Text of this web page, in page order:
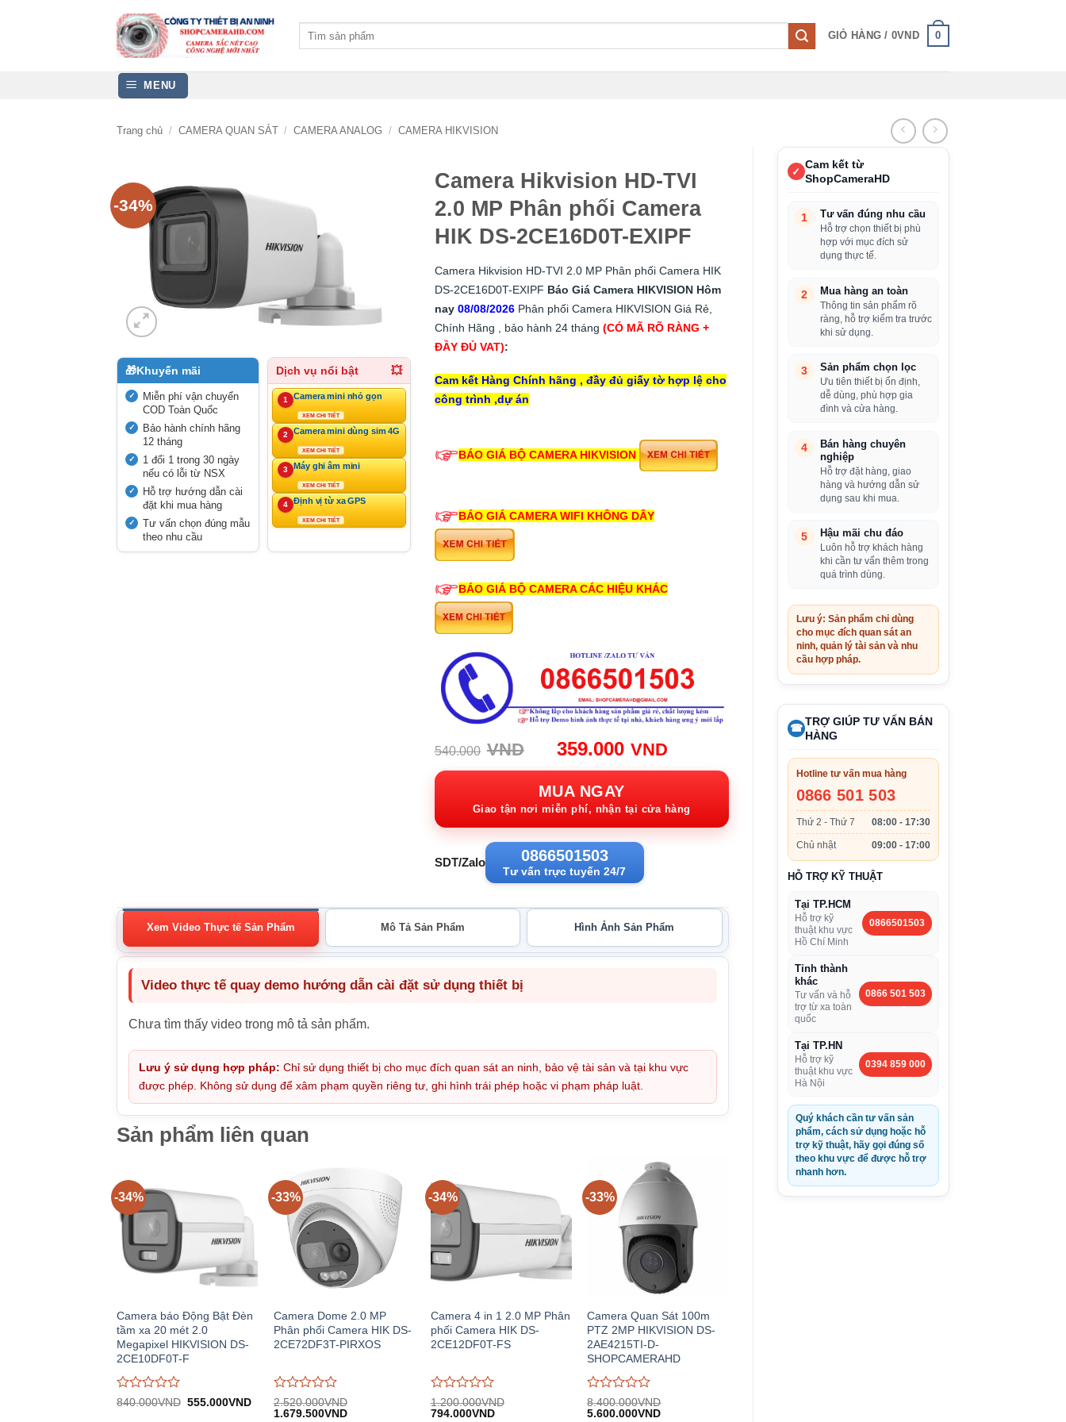
GIỎ HÀNG / 0VND 0
MENU
Trang chủ / CAMERA QUAN SÁT / CAMERA ANALOG / CAMERA HIKVISION
✓
Cam kết từ
ShopCameraHD
1
Tư vấn đúng nhu cầu
Hỗ trợ chọn thiết bị phù
hợp với mục đích sử
dụng thực tế.
2
Mua hàng an toàn
Thông tin sản phẩm rõ
ràng, hỗ trợ kiểm tra trước
khi sử dụng.
3
Sản phẩm chọn lọc
Ưu tiên thiết bị ổn định,
dễ dùng, phù hợp gia
đình và cửa hàng.
4
Bán hàng chuyên
nghiệp
Hỗ trợ đặt hàng, giao
hàng và hướng dẫn sử
dụng sau khi mua.
5
Hậu mãi chu đáo
Luôn hỗ trợ khách hàng
khi cần tư vấn thêm trong
quá trình dùng.
Lưu ý: Sản phẩm chỉ dùng
cho mục đích quan sát an
ninh, quản lý tài sản và nhu
cầu hợp pháp.
☎
TRỢ GIÚP TƯ VẤN BÁN
HÀNG
Hotline tư vấn mua hàng
0866 501 503
Thứ 2 - Thứ 7 08:00 - 17:30
Chủ nhật 09:00 - 17:00
HỖ TRỢ KỸ THUẬT
Tại TP.HCM
Hỗ trợ kỹ
thuật khu vực
Hồ Chí Minh
0866501503
Tỉnh thành
khác
Tư vấn và hỗ
trợ từ xa toàn
quốc
0866 501 503
Tại TP.HN
Hỗ trợ kỹ
thuật khu vực
Hà Nội
0394 859 000
Quý khách cần tư vấn sản
phẩm, cách sử dụng hoặc hỗ
trợ kỹ thuật, hãy gọi đúng số
theo khu vực để được hỗ trợ
nhanh hơn.
-34%
🎁Khuyến mãi
Miễn phí vận chuyển
COD Toàn Quốc
Bảo hành chính hãng
12 tháng
1 đổi 1 trong 30 ngày
nếu có lỗi từ NSX
Hỗ trợ hướng dẫn cài
đặt khi mua hàng
Tư vấn chọn đúng mẫu
theo nhu cầu
Dịch vụ nổi bật 💥
1 Camera mini nhỏ gọn
XEM CHI TIẾT
2 Camera mini dùng sim 4G
XEM CHI TIẾT
3 Máy ghi âm mini
XEM CHI TIẾT
4 Định vị từ xa GPS
XEM CHI TIẾT
Camera Hikvision HD-TVI
2.0 MP Phân phối Camera
HIK DS-2CE16D0T-EXIPF
Camera Hikvision HD-TVI 2.0 MP Phân phối Camera HIK
DS-2CE16D0T-EXIPF Báo Giá Camera HIKVISION Hôm
nay 08/08/2026Phân phối Camera HIKVISION Giá Rẻ,
Chính Hãng , bảo hành 24 tháng (CÓ MÃ RÕ RÀNG +
ĐẦY ĐỦ VAT):
Cam kết Hàng Chính hãng , đầy đủ giấy tờ hợp lệ cho
công trình ,dự án
BÁO GIÁ BỘ CAMERA HIKVISION
BÁO GIÁ CAMERA WIFI KHÔNG DÂY
BÁO GIÁ BỘ CAMERA CÁC HIỆU KHÁC
540.000 VND
Giá
gốc:
540.000VND.
359.000 VNDGiá
hiện
359.000VND.
MUA NGAY
Giao tận nơi miễn phí, nhận tại cửa hàng
SDT/Zalo 0866501503
Tư vấn trực tuyến 24/7
Xem Video Thực tế Sản Phẩm Mô Tả Sản Phẩm Hình Ảnh Sản Phẩm
Video thực tế quay demo hướng dẫn cài đặt sử dụng thiết bị
Chưa tìm thấy video trong mô tả sản phẩm.
Lưu ý sử dụng hợp pháp: Chỉ sử dụng thiết bị cho mục đích quan sát an ninh, bảo vệ tài sản và tại khu vực
được phép. Không sử dụng để xâm phạm quyền riêng tư, ghi hình trái phép hoặc vi phạm pháp luật.
Sản phẩm liên quan
-34%
Camera báo Động Bật Đèn
tầm xa 20 mét 2.0
Megapixel HIKVISION DS-
2CE10DF0T-F
Được
840.000VND Giá
555.000VNDGiá
-33%
Camera Dome 2.0 MP
Phân phối Camera HIK DS-
2CE72DF3T-PIRXOS
Được
đánh
2.520.000VND
Giá
1.679.500VNDGiá
-34%
Camera 4 in 1 2.0 MP Phân
phối Camera HIK DS-
2CE12DF0T-FS
Được
đánh
1.200.000VND
Giá
794.000VNDGiá
-33%
Camera Quan Sát 100m
PTZ 2MP HIKVISION DS-
2AE4215TI-D-
SHOPCAMERAHD
Được
đánh
8.400.000VND
Giá
5.600.000VNDGiá